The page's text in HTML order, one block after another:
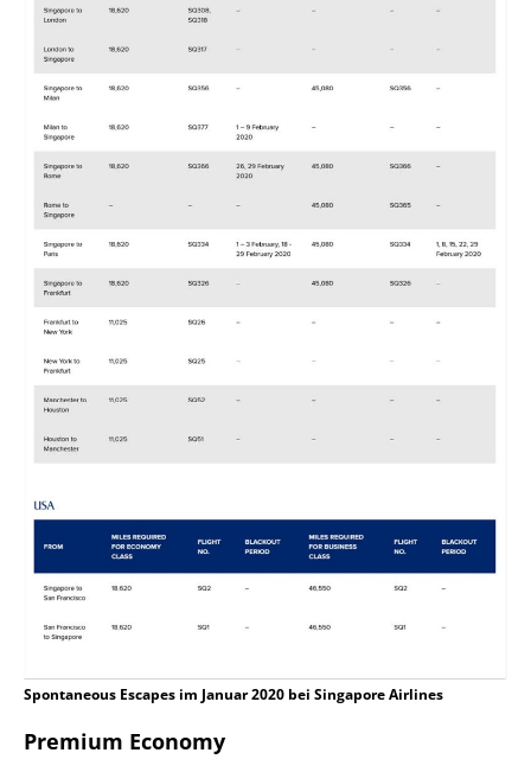
Spontaneous Escapes im Januar 2020 bei Singapore Airlines
Premium Economy